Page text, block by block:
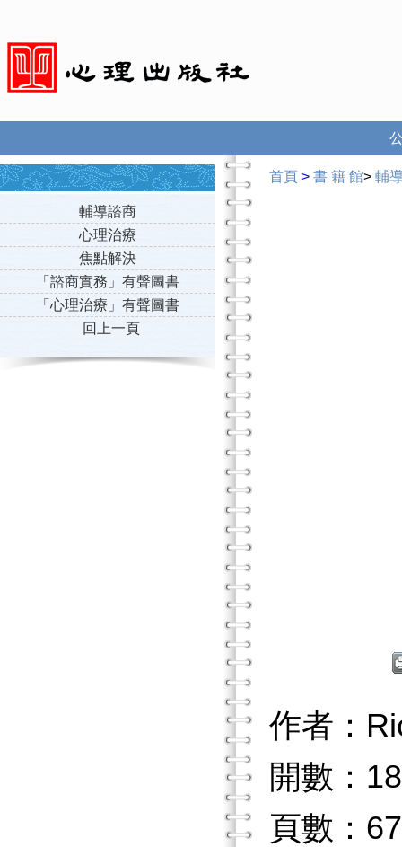
輔導諮商
心理治療
焦點解決
「諮商實務」有聲圖書
「心理治療」有聲圖書
回上一頁
首頁 > 書 籍 館> 輔
作者：
開數：18
頁數：